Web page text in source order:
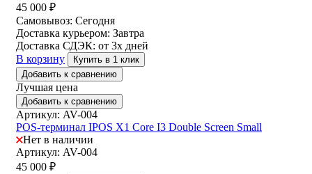
45 000 ₽
Самовывоз: Сегодня
Доставка курьером: Завтра
Доставка СДЭК: от 3х дней
В корзину
Купить в 1 клик
Добавить к сравнению
Лучшая цена
Добавить к сравнению
Артикул: AV-004
POS-терминал IPOS X1 Core I3 Double Screen Small
Нет в наличии
Артикул: AV-004
45 000 ₽